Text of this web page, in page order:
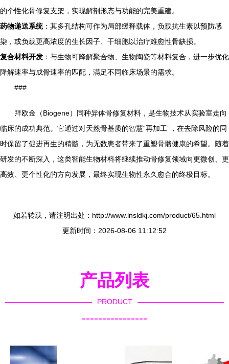
的个性化骨修复支架，实现解剖形态与功能的完美重建。
药物递送系统：其多孔结构可作为局部缓释载体，负载抗生素以预防感
染，或负载更高浓度的生长因子、干细胞以治疗难愈性骨缺损。
复合材料开发 ：与生物可降解聚合物、生物陶瓷等材料复合，进一步优化
降解速率与成骨速率的匹配，满足不同临床场景的需求。
###
拜欧金（Biogene）同种异体骨修复材料，是生物技术从实验室走向
临床的成功典范。它通过对天然骨基质的智慧“再加工”，在去除风险的同
时保留了促进再生的精髓，为无数患者带来了重塑骨骼健康的希望。随着
研发的不断深入，这类智能生物材料将继续推动骨修复领域向更微创、更
高效、更个性化的方向发展，最终实现生物性永久愈合的终极目标。
如若转载，请注明出处：http://www.lnsldkj.com/product/65.html
更新时间：2026-08-06 11:12:52
产品列表
PRODUCT
----------------